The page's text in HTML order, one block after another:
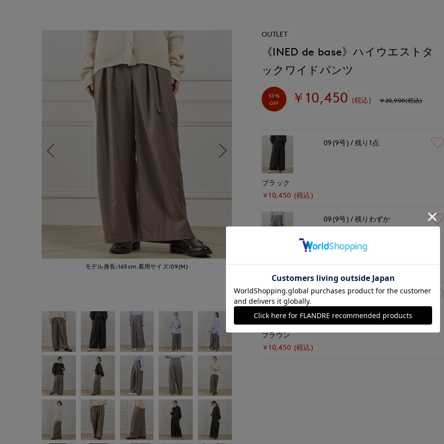
モデル身長:165cm 着用サイズ:09(M) モデル身長:165cm 着用サイズ:09(M)
OUTLET
《INED de base》ハイウエストタ
ックワイドパンツ
50%
OFF
￥10,450 (税込) ￥20,900(税込)
ブラック
￥10,450 (税込)
09(9号) 残り1点
09(9号) 残りわずか
ブラウン
￥10,450 (税込)
09(9号) 残りわずか